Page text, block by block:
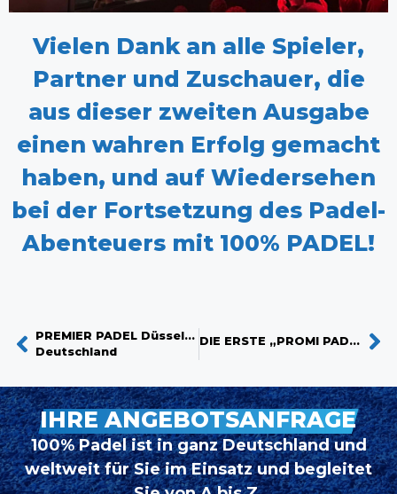
Vielen Dank an alle Spieler,
Partner und Zuschauer, die
aus dieser zweiten Ausgabe
einen wahren Erfolg gemacht
haben, und auf Wiedersehen
bei der Fortsetzung des Padel-
Abenteuers mit 100% PADEL!
PREMIER PADEL Düsseldorf
Deutschland
DIE ERSTE „PROMI PADEL WM“ MÜNCHEN
IHRE ANGEBOTSANFRAGE
100% Padel ist in ganz Deutschland und
weltweit für Sie im Einsatz und begleitet